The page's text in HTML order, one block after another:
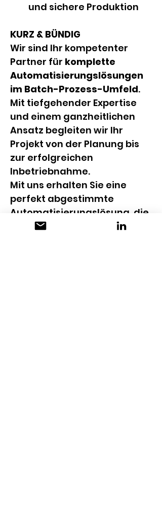
und sichere Produktion
KURZ & BÜNDIG
Wir sind Ihr kompetenter
Partner für komplette
Automatisierungslösungen
im Batch-Prozess-Umfeld.
Mit tiefgehender Expertise
und einem ganzheitlichen
Ansatz begleiten wir Ihr
Projekt von der Planung bis
zur erfolgreichen
Inbetriebnahme.
Mit uns erhalten Sie eine
perfekt abgestimmte
Automatisierungslösung, die
nicht nur Ihre aktuellen